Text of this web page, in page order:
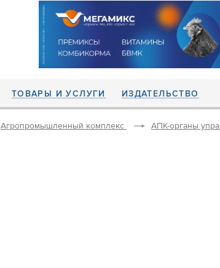
ТОВАРЫ И УСЛУГИ ИЗДАТЕЛЬСТВО
Агропромышленный комплекс АПК-органы